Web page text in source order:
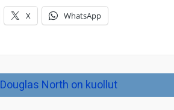
X WhatsApp
Douglas North on kuollut